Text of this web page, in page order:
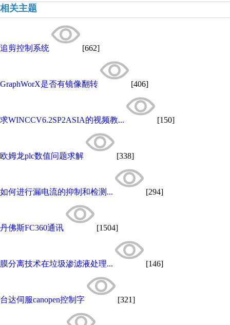
相关主题
追剪控制系统 [662]
GraphWorX是否有镜像翻转 [406]
求WINCCV6.2SP2ASIA的视频教... [150]
欧姆龙plc数值问题求解 [338]
如何进行漏电流的抑制和检测... [294]
丹佛斯FC360通讯 [1504]
膜分离技术在垃圾渗滤液处理... [146]
台达伺服canopen控制字 [321]